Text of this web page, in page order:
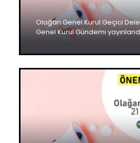
Olağan Genel Kurul Geçici
Genel Kurul Gündemi